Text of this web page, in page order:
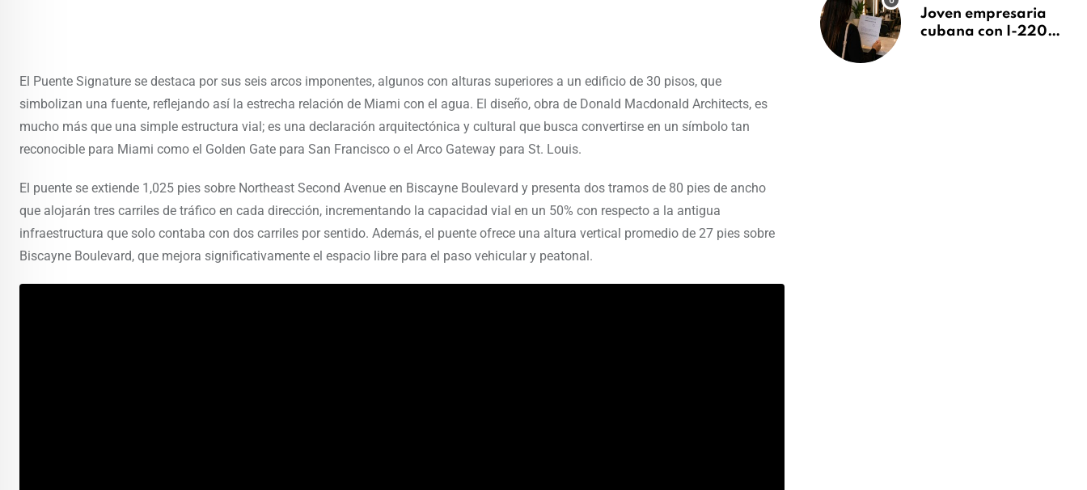
El Puente Signature se destaca por sus seis arcos imponentes, algunos con alturas superiores a un edificio de 30 pisos, que
simbolizan una fuente, reflejando así la estrecha relación de Miami con el agua. El diseño, obra de Donald Macdonald Architects, es
mucho más que una simple estructura vial; es una declaración arquitectónica y cultural que busca convertirse en un símbolo tan
reconocible para Miami como el Golden Gate para San Francisco o el Arco Gateway para St. Louis.
El puente se extiende 1,025 pies sobre Northeast Second Avenue en Biscayne Boulevard y presenta dos tramos de 80 pies de ancho
que alojarán tres carriles de tráfico en cada dirección, incrementando la capacidad vial en un 50% con respecto a la antigua
infraestructura que solo contaba con dos carriles por sentido. Además, el puente ofrece una altura vertical promedio de 27 pies sobre
Biscayne Boulevard, que mejora significativamente el espacio libre para el paso vehicular y peatonal.
Joven empresaria
cubana con I-220A